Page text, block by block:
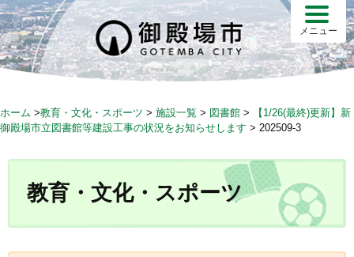
S
k
i
p
c
メニュー
ホーム >教育・文化・スポーツ > 施設一覧 > 図書館 >
【1/26(最終)更新】新
御殿場市立図書館等建設工事の状況をお知らせします > 202509-3
教育・文化・スポーツ